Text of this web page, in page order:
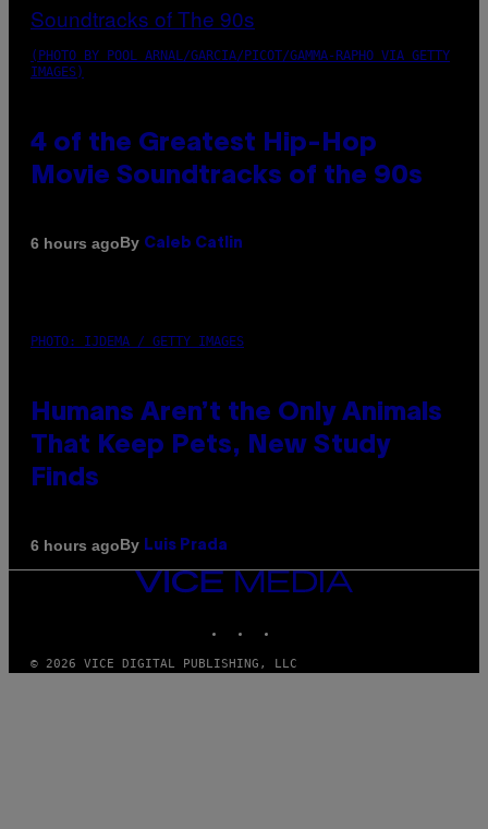
(PHOTO BY POOL ARNAL/GARCIA/PICOT/GAMMA-RAPHO VIA GETTY
IMAGES)
4 of the Greatest Hip-Hop
Movie Soundtracks of the 90s
6 hours agoBy Caleb Catlin
PHOTO: IJDEMA / GETTY IMAGES
Humans Aren’t the Only Animals
That Keep Pets, New Study
Finds
6 hours agoBy Luis Prada
VICE
© 2026 VICE DIGITAL PUBLISHING, LLC